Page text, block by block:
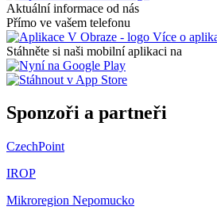
Aktuální informace od nás
Přímo ve vašem telefonu
Více o
Stáhněte si naši mobilní aplikaci na
Sponzoři a partneři
CzechPoint
IROP
Mikroregion Nepomucko